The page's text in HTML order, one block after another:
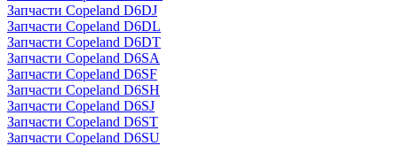
Запчасти Copeland D6DJ
Запчасти Copeland D6DL
Запчасти Copeland D6DT
Запчасти Copeland D6SA
Запчасти Copeland D6SF
Запчасти Copeland D6SH
Запчасти Copeland D6SJ
Запчасти Copeland D6ST
Запчасти Copeland D6SU